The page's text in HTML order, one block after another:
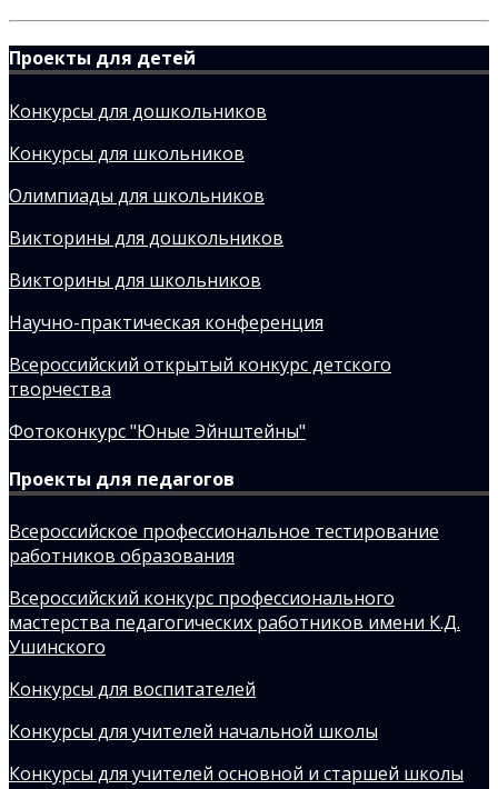
Проекты для детей
Конкурсы для дошкольников
Конкурсы для школьников
Олимпиады для школьников
Викторины для дошкольников
Викторины для школьников
Научно-практическая конференция
Всероссийский открытый конкурс детского
творчества
Фотоконкурс "Юные Эйнштейны"
Проекты для педагогов
Всероссийское профессиональное тестирование
работников образования
Всероссийский конкурс профессионального
мастерства педагогических работников имени К.Д.
Ушинского
Конкурсы для воспитателей
Конкурсы для учителей начальной школы
Конкурсы для учителей основной и старшей школы